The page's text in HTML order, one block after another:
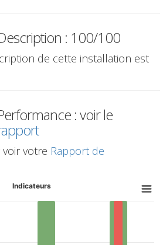
: 100/100
de cette installation est
: voir le
votre Rapport de
Indicateurs